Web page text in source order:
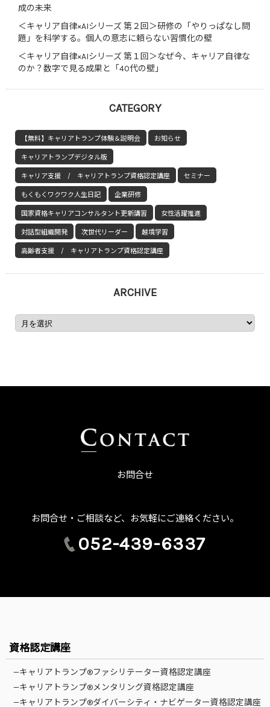
成の未来
＜キャリア自律×AIシリーズ 第２回＞研修の「やりっぱなし問
題」を科学する。個人の意志に頼らない習慣化の壁
＜キャリア自律×AIシリーズ 第１回＞なぜ今、キャリア自律な
のか？数字で見る成果と「40代の壁」
CATEGORY
【無料】キャリアトランプ体験＆説明会 お知らせ
キャリアトランプデジタル版
キャリア支援 / キャリアトランプ資格認定講座 セミナー
もくもくワクワク人生日記 企業研修
国家資格キャリアコンサルタント更新講習 女性活躍推進
対話型組織開発 次世代リーダー 越境学習
高齢者支援 / キャリアトランプ資格認定講座
ARCHIVE
お問合せ
お問合せ・ご相談など、お気軽にご連絡ください。
052-439-6337
資格認定講座
—キャリアトランプ®ファシリテーター資格認定講座
—キャリアトランプ®メンタリング資格認定講座
—キャリアトランプ®ダイバーシティ・ナビゲーター資格認定講座